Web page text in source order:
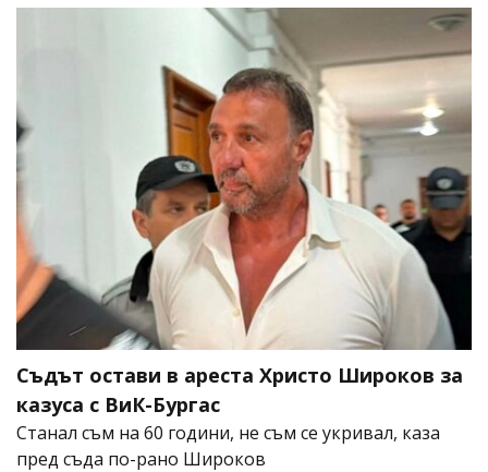
Съдът остави в ареста Христо Широков за
казуса с ВиК-Бургас
Станал съм на 60 години, не съм се укривал, каза
пред съда по-рано Широков